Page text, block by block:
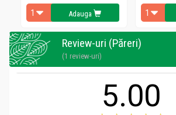
Adauga
Review-uri (Păreri)
(1 review-uri)
5.00